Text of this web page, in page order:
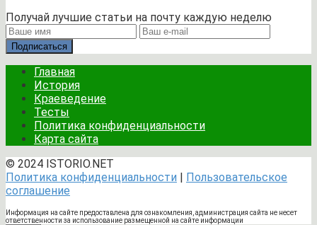
Получай лучшие статьи на почту каждую неделю
Подписаться
Главная
История
Краеведение
Тесты
Политика конфиденциальности
Карта сайта
© 2024 ISTORIO.NET
Политика конфиденциальности | Пользовательское
соглашение
Информация на сайте предоставлена для ознакомления, администрация сайта не несет
ответственности за использование размещенной на сайте информации